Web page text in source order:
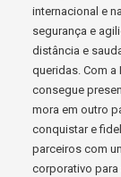
internacional e
segurança e
distância e
queridas. Com a
consegue
mora em outro
conquistar e
parceiros com
corporativo para